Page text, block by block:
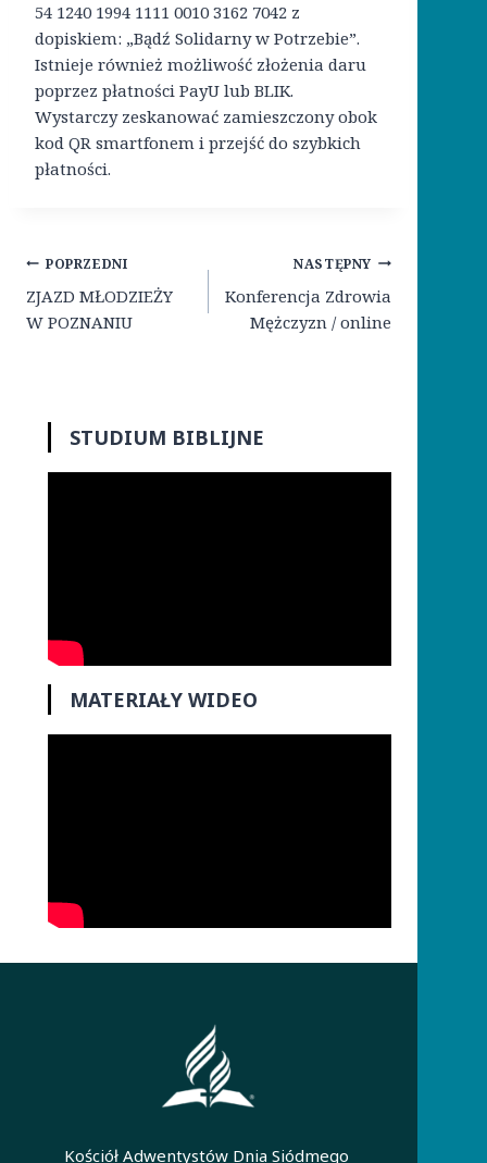
54 1240 1994 1111 0010 3162 7042 z
dopiskiem: „Bądź Solidarny w Potrzebie”.
Istnieje również możliwość złożenia daru
poprzez płatności PayU lub BLIK.
Wystarczy zeskanować zamieszczony obok
kod QR smartfonem i przejść do szybkich
płatności.
Nawigacja
wpisu
POPRZEDNI
ZJAZD MŁODZIEŻY
W POZNANIU
NASTĘPNY
Konferencja Zdrowia
Mężczyzn / online
STUDIUM BIBLIJNE
MATERIAŁY WIDEO
Kościół Adwentystów Dnia Siódmego